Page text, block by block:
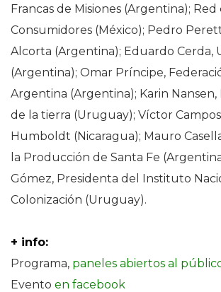
Francas de Misiones (Argentina); Red
Consumidores (México); Pedro
Alcorta (Argentina); Eduardo Cerda,
(Argentina); Omar Príncipe,
Argentina (Argentina); Karin Nansen,
de la tierra (Uruguay); Víctor
Humboldt (Nicaragua); Mauro
la Producción de Santa Fe
Gómez, Presidenta del Instituto
Colonización (Uruguay).
+ info:
Programa, paneles abiertos al
Evento en facebook